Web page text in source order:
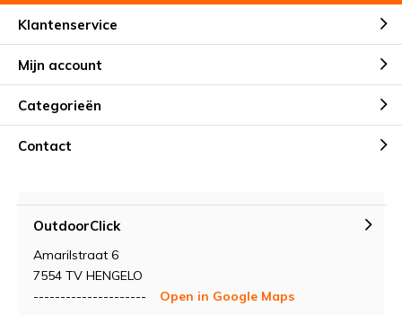
Klantenservice
Mijn account
Categorieën
Contact
OutdoorClick
Amarilstraat 6
7554 TV HENGELO
---------------------
Open in Google Maps